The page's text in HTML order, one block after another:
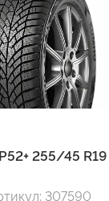
255/45
307590